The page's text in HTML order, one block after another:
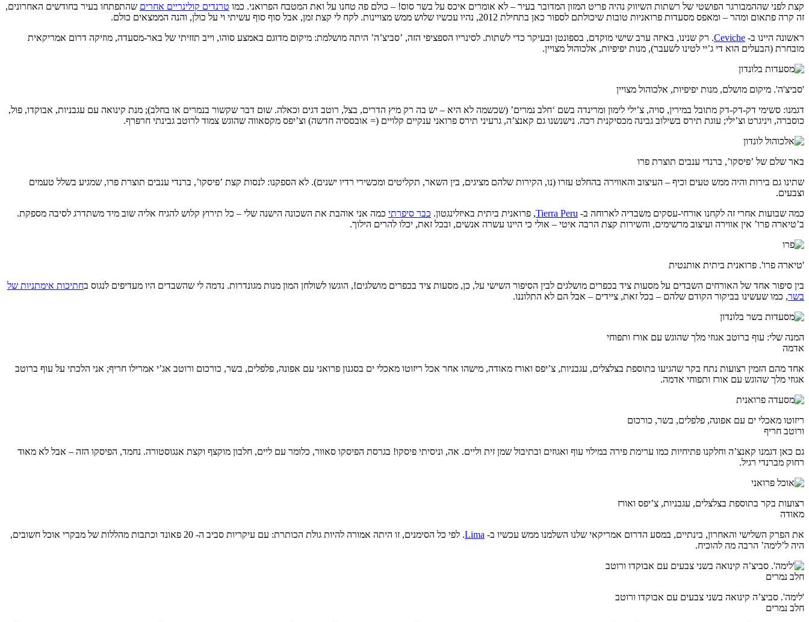
קצת לפני שההמבורגר הפושטי של רשתות השיווק נהיה פריט המזון המדובר בעיר – לא אומרים איכס על בשר סוס! – כולם פה טחנו על ואת המטבח הפרואני. כמו טרנדים קולינריים אחרים שהתפתחו בעיר בחודשים האחרונים,
זה קרה פתאום ומהר – ומאפס מסעדות פרואניות טובות שיכולתם לספור כאן בתחילת 2012, נהיו עכשיו שלוש ממש מצויינות. לקח לי קצת זמן, אבל סוף סוף עשיתי וי על כולן, והנה הממצאים כולם.
ראשונה היינו ב- Ceviche. רק שנינו, באיזה ערב שישי מוקדם, בספונטן ובעיקר כדי לשתות. לסינריו הספציפי הזה, ’סביצ’ה’ היתה מושלמת: מיקום מדוגם באמצע סוהו, וייב תזזיתי של באר-מסעדה, מוזיקה דרום אמריקאית
מובחרת (הבעלים הוא די ג’יי לטינו לשעבר), מנות יפיפיות, אלכוהול מצויין.
'סביצ'ה'. מיקום מושלם, מנות יפיפיות, אלכוהול מצויין
דגמנו: סשימי דק-דק-דק מתובל במירין, סויה, צ’ילי לימון ומרינדה בשם ‘חלב נמרים’ (שכשמה לא היא – יש בה רק מיץ הדרים, בצל, רוטב דגים וכאלה. שום דבר שקשור בנמרים או בחלב); מנת קינואה עם עגבניות, אבוקדו, פול,
כוסברה, ויניגרט וצ’ילי; עוגת תירס בשילוב גבינה מכסיקנית רכה. נישנשנו גם קאנצ’ה, גרעיני תירס פרואני ענקיים קלויים (= אובססיה חדשה) וצ’יפס מקסאווה שהוגש צמוד לרוטב גבינתי חרפרף.
באר שלם של ’פיסקו’, ברנדי ענבים תוצרת פרו
שתינו גם בירות והיה ממש טעים וכיף – העיצוב והאווירה בהחלט עזרו (נו, הקירות שלהם מציגים, בין השאר, תקליטים ומכשירי רדיו ישנים). לא הספקנו: לנסות קצת ’פיסקו’, ברנדי ענבים תוצרת פרו, שמגיע בשלל טעמים
וצבעים.
כמה שבועות אחרי זה לקחנו אורחי-עסקים משבדיה לארוחה ב- Tierra Peru, פרואנית ביתית באיזלינגטון. כבר סיפרתי כמה אני אוהבת את השכונה הישנה שלי – כל תירוץ קלוש להגיח אליה שוב מיד משתדרג לסיבה מספקת.
ב’טיארה פרו’ אין אווירה ועיצוב מרשימים, והשירות קצת הרבה איטי – אולי כי היינו עשרה אנשים, ובכל זאת, יכלו להרים הילוך.
'טיארה פרו'. פרואנית ביתית אותנטית
בין סיפור אחד של האורחים השבדים על מסעות ציד בכפרים מושלגים לבין הסיפור השישי על, כן, מסעות ציד בכפרים מושלגים!, הוגשו לשולחן המון מנות מגונדרות. נדמה לי שהשבדים היו מעדיפים לנגוס בחתיכות אימתניות של
בשר, כמו שעשינו בביקור הקודם שלהם – בכל זאת, ציידים – אבל הם לא התלוננו.
המנה שלי: עוף ברוטב אגוזי מלך שהוגש עם אורז ותפוחי
אדמה
אחד מהם הזמין רצועות נתח בקר שהגיעו בתוספת בצלצלים, עגבניות, צ’יפס ואורז מאודה, מישהו אחר אכל ריזוטו מאכלי ים בסגנון פרואני עם אפונה, פלפלים, בשר, כורכום ורוטב אג’י אמרילו חריף; אני הלכתי על עוף ברוטב
אגוזי מלך שהוגש עם אורז ותפוחי אדמה.
ריזוטו מאכלי ים עם אפונה, פלפלים, בשר, כורכום
ורוטב חריף
גם כאן דגמנו קאנצ’ה וחלקנו פתיחיות כמו ערימת פירה במילוי עוף ואגוזים ובתיבול שמן זית וליים. אה, וניסיתי פיסקו! בגרסת הפיסקו סאוור, כלומר עם ליים, חלבון מוקצף וקצת אנגוסטורה. נחמד, הפיסקו הזה – אבל לא מאוד
רחוק מברנדי רגיל.
רצועות בקר בתוספת בצלצלים, עגבניות, צ’יפס ואורז
מאודה
את הפרק השלישי והאחרון, בינתיים, במסע הדרום אמריקאי שלנו השלמנו ממש עכשיו ב- Lima
. לפי כל הסימנים, זו היתה אמורה להיות גולת הכותרת: עם עיקריות סביב ה- 20 פאונד וכתבות מהללות של מבקרי אוכל חשובים,
היה ל’לימה’ הרבה מה להוכיח.
'לימה'. סביצ’ה קינואה בשני צבעים עם אבוקדו ורוטב
חלב נמרים